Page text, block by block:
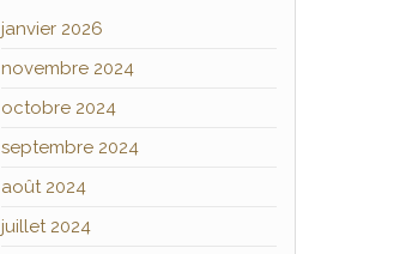
janvier 2026
novembre 2024
octobre 2024
septembre 2024
août 2024
juillet 2024